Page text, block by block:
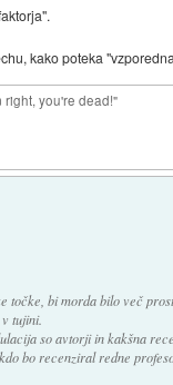
kako poteka
right, you're dead!"
točke, bi morda bilo več
tujini.
so avtorji in kakšna
bo recenziral redne